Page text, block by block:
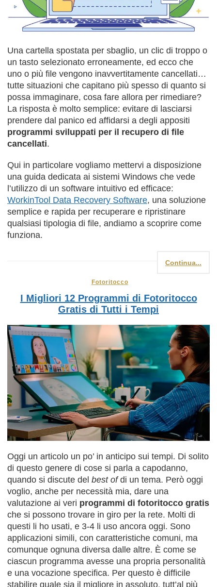
Una cartella spostata per sbaglio, un clic di troppo o
un tasto selezionato erroneamente, ed ecco che
uno o più file vengono inavvertitamente cancellati…
tutte situazioni che capitano più spesso di quanto si
possa immaginare, cosa fare allora per rimediare?
La risposta è molto semplice: evitare di lasciarsi
prendere dal panico ed affidarsi a degli appositi
programmi sviluppati per il recupero di file
cancellati.
Qui in particolare vogliamo mettervi a disposizione
una guida dedicata ai sistemi Windows che vede
l’utilizzo di un software intuitivo ed efficace:
WorkinTool Data Recovery Software, una soluzione
semplice e rapida per recuperare e ripristinare
qualsiasi tipologia di file, andiamo a scoprire come
funziona.
Continua...
Fotoritocco
I Migliori 12 Programmi di Fotoritocco
Gratis di Tutti i Tempi
Oggi un articolo un po’ in anticipo sui tempi. Di solito
di questo genere di cose si parla a capodanno,
quando si discute del best ofdi un tema. Però oggi
voglio, anche per necessità mia, dare una
valutazione ai veri programmi di fotoritocco gratis
che si possono trovare in giro per la rete. Molti di
questi li ho usati, e 3-4 li uso ancora oggi. Sono
applicazioni simili, con caratteristiche comuni, ma
comunque ognuna diversa dalle altre. È come se
ciascun programma avesse una propria personalità
e una vocazione specifica. Per questo è difficile
stabilire quale sia il migliore in assoluto, tutt’al più